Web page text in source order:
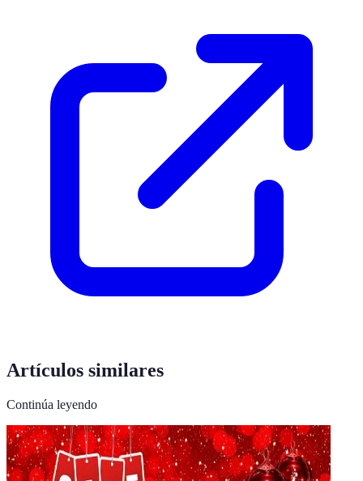
Artículos similares
Continúa leyendo